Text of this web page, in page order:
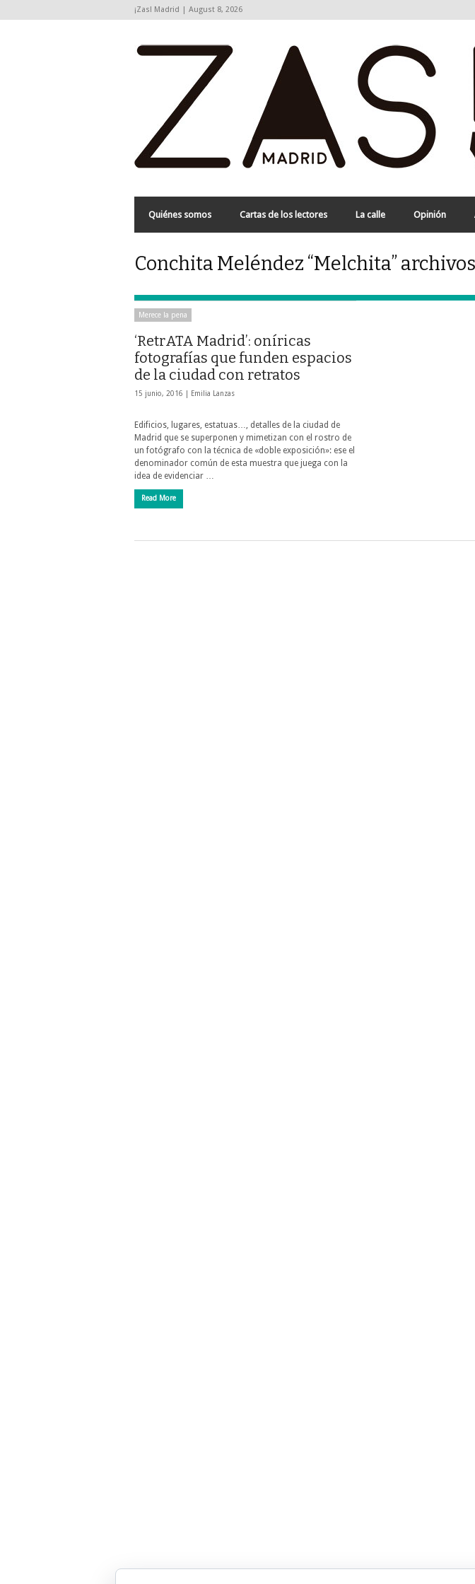
¡Zas! Madrid | August 8, 2026
Quiénes somos Cartas de los lectores La calle Opinión
Conchita Meléndez “Melchita”
Merece la pena
‘RetrATA Madrid’: oníricas
fotografías que funden espacios
de la ciudad con retratos
15 junio, 2016 | Emilia Lanzas
Edificios, lugares, estatuas…, detalles de la ciudad de
Madrid que se superponen y mimetizan con el rostro de
un fotógrafo con la técnica de «doble exposición»: ese el
denominador común de esta muestra que juega con la
idea de evidenciar …
Read More